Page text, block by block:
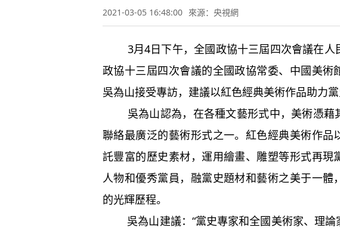
2021-03-05 16:48:00 來源：央視網
3月4日下午，全國政協十三屆四次會議在人
政協十三屆四次會議的全國政協常委、中國美術
吳為山接受專訪，建議以紅色經典美術作品助力黨
吳為山認為，在各種文藝形式中，美術憑藉
聯絡最廣泛的藝術形式之一。紅色經典美術作品
託豐富的歷史素材，運用繪畫、雕塑等形式再現
人物和優秀黨員，融黨史題材和藝術之美于一體
的光輝歷程。
吳為山建議：“黨史專家和全國美術家、理論